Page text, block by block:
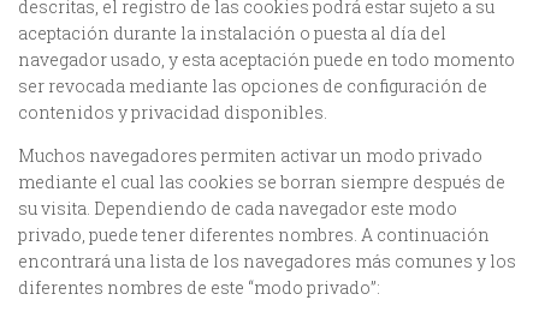
descritas, el registro de las cookies podrá estar sujeto a su
aceptación durante la instalación o puesta al día del
navegador usado, y esta aceptación puede en todo momento
ser revocada mediante las opciones de configuración de
contenidos y privacidad disponibles.
Muchos navegadores permiten activar un modo privado
mediante el cual las cookies se borran siempre después de
su visita. Dependiendo de cada navegador este modo
privado, puede tener diferentes nombres. A continuación
encontrará una lista de los navegadores más comunes y los
diferentes nombres de este “modo privado”: